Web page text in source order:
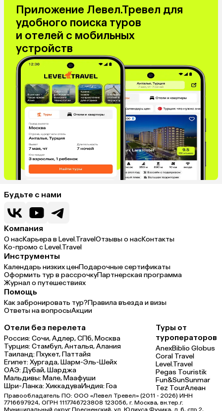
Приложение Левел.Тревел для
удобного поиска туров
и отелей с мобильных
устройств
Будьте с нами
Компания
О насКарьера в Level.TravelОтзывы о насКонтакты
Ко-промо с Level.Travel
Инструменты
Календарь низких ценПодарочные сертификаты
Оформить тур в рассрочкуПартнерская программа
Журнал о путешествиях
Помощь
Как забронировать тур?Правила въезда и визы
Ответы на вопросыАкции
Отели без перелета
Россия:Сочи,Адлер,СПб,Москва
Турция:Стамбул,Анталья,Алания
Таиланд:Пхукет,Паттайя
Египет:Хургада,Шарм-Эль-Шейх
ОАЭ:Дубай,Шарджа
Мальдивы:Мале,Маафуши
Шри-Ланка:ХиккадуваИндия:Гоа
Туры от
туроператоров
AnexBiblio Globus
Coral Travel
Level.Travel
Pegas Touristik
Fun&SunSunmar
Tez TourАлеан
Правообладатель ПО: ООО «Левел Тревел» (2011 - 2026) ИНН
7716697924, ОГРН 1117746723808 123056, г. Москва, вн.тер.г.
Муниципальный округ Пресненский, ул. Юлиуса Фучика, д.6, стр.2,